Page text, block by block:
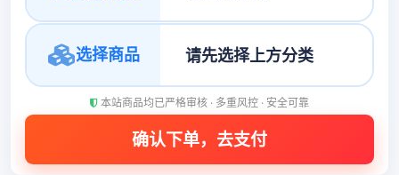
选择商品
本站商品均已严格审核 · 多重风控 · 安全可靠